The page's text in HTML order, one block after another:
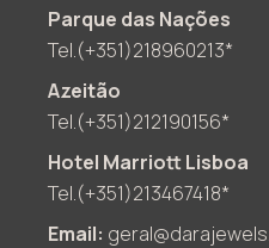
Parque das Nações
Tel.(+351)218960213*
Azeitão
Tel.(+351)212190156*
Hotel Marriott Lisboa
Tel.(+351)213467418*
Email: